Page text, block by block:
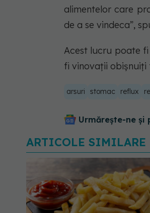
alimentelor care
de a se vindeca”,
Acest lucru poate
fi vinovații obișnuiți
arsuri stomac reflux
Urmărește-ne și
ARTICOLE SIMILARE